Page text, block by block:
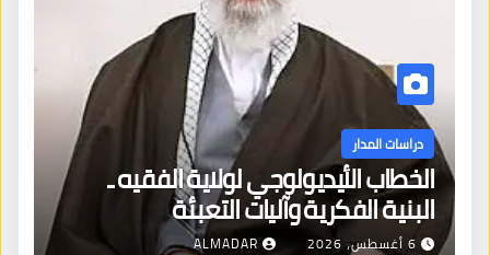
دراسات المدار
الخطاب الأيديولوجي لولاية الفقيه ـ
البنية الفكرية وآليات التعبئة
6 أغسطس، 2026 ALMADAR